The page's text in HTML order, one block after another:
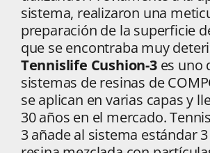
sistema, realizaron una
preparación de la superficie
que se encontraba muy
Tennislife Cushion-3es uno
sistemas de resinas de
se aplican en varias capas y
30 años en el mercado.
3 añade al sistema estándar